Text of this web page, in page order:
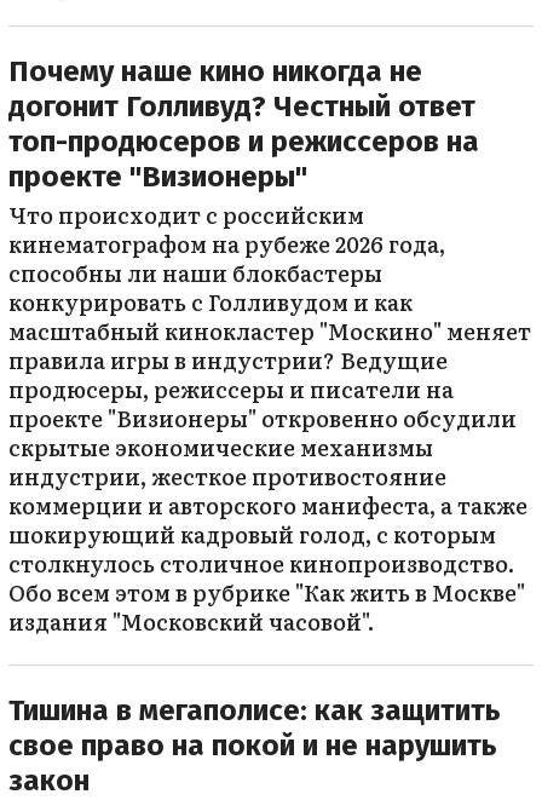
Почему наше кино никогда не
догонит Голливуд? Честный ответ
топ-продюсеров и режиссеров на
проекте "Визионеры"
Что происходит с российским
кинематографом на рубеже 2026 года,
способны ли наши блокбастеры
конкурировать с Голливудом и как
масштабный кинокластер "Москино" меняет
правила игры в индустрии? Ведущие
продюсеры, режиссеры и писатели на
проекте "Визионеры" откровенно обсудили
скрытые экономические механизмы
индустрии, жесткое противостояние
коммерции и авторского манифеста, а также
шокирующий кадровый голод, с которым
столкнулось столичное кинопроизводство.
Обо всем этом в рубрике "Как жить в Москве"
издания "Московский часовой".
Тишина в мегаполисе: как защитить
свое право на покой и не нарушить
закон